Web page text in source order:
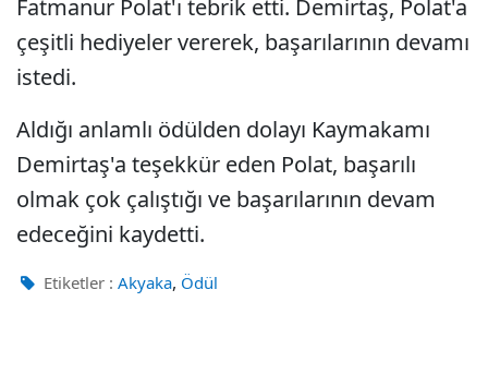
Fatmanur Polat'ı tebrik etti. Demirtaş, Polat'a
çeşitli hediyeler vererek, başarılarının devamı
istedi.
Aldığı anlamlı ödülden dolayı Kaymakamı
Demirtaş'a teşekkür eden Polat, başarılı
olmak çok çalıştığı ve başarılarının devam
edeceğini kaydetti.
Etiketler : Akyaka, Ödül